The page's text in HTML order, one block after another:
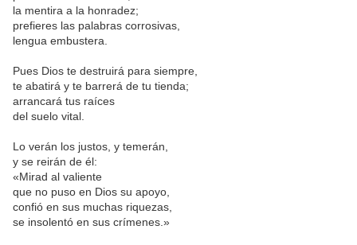
la mentira a la honradez;
prefieres las palabras corrosivas,
lengua embustera.
Pues Dios te destruirá para siempre,
te abatirá y te barrerá de tu tienda;
arrancará tus raíces
del suelo vital.
Lo verán los justos, y temerán,
y se reirán de él:
«Mirad al valiente
que no puso en Dios su apoyo,
confió en sus muchas riquezas,
se insolentó en sus crímenes.»